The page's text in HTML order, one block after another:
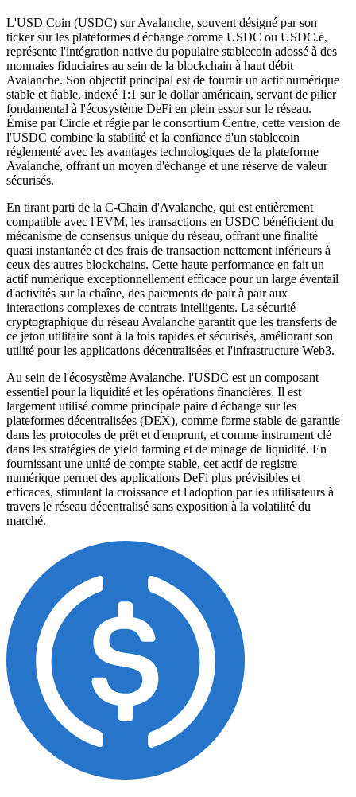
L'USD Coin (USDC) sur Avalanche, souvent désigné par son
ticker sur les plateformes d'échange comme USDC ou USDC.e,
représente l'intégration native du populaire stablecoin adossé à des
monnaies fiduciaires au sein de la blockchain à haut débit
Avalanche. Son objectif principal est de fournir un actif numérique
stable et fiable, indexé 1:1 sur le dollar américain, servant de pilier
fondamental à l'écosystème DeFi en plein essor sur le réseau.
Émise par Circle et régie par le consortium Centre, cette version de
l'USDC combine la stabilité et la confiance d'un stablecoin
réglementé avec les avantages technologiques de la plateforme
Avalanche, offrant un moyen d'échange et une réserve de valeur
sécurisés.
En tirant parti de la C-Chain d'Avalanche, qui est entièrement
compatible avec l'EVM, les transactions en USDC bénéficient du
mécanisme de consensus unique du réseau, offrant une finalité
quasi instantanée et des frais de transaction nettement inférieurs à
ceux des autres blockchains. Cette haute performance en fait un
actif numérique exceptionnellement efficace pour un large éventail
d'activités sur la chaîne, des paiements de pair à pair aux
interactions complexes de contrats intelligents. La sécurité
cryptographique du réseau Avalanche garantit que les transferts de
ce jeton utilitaire sont à la fois rapides et sécurisés, améliorant son
utilité pour les applications décentralisées et l'infrastructure Web3.
Au sein de l'écosystème Avalanche, l'USDC est un composant
essentiel pour la liquidité et les opérations financières. Il est
largement utilisé comme principale paire d'échange sur les
plateformes décentralisées (DEX), comme forme stable de garantie
dans les protocoles de prêt et d'emprunt, et comme instrument clé
dans les stratégies de yield farming et de minage de liquidité. En
fournissant une unité de compte stable, cet actif de registre
numérique permet des applications DeFi plus prévisibles et
efficaces, stimulant la croissance et l'adoption par les utilisateurs à
travers le réseau décentralisé sans exposition à la volatilité du
marché.